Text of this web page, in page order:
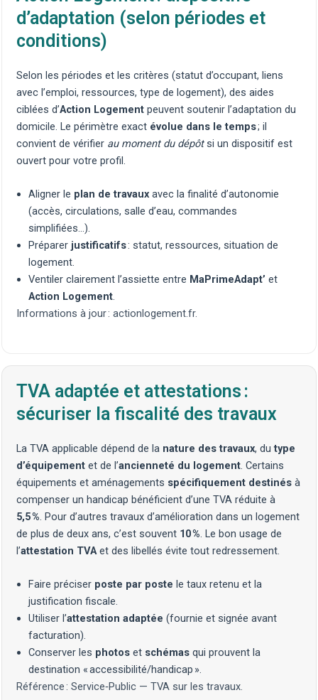
d’adaptation (selon périodes et
conditions)
Selon les périodes et les critères (statut d’occupant, liens
avec l’emploi, ressources, type de logement), des aides
ciblées d’Action Logement peuvent soutenir l’adaptation du
domicile. Le périmètre exact évolue dans le temps; il
convient de vérifier au moment du dépôtsi un dispositif est
ouvert pour votre profil.
Aligner le plan de travaux avec la finalité d’autonomie
(accès, circulations, salle d’eau,commandes
simplifiées…).
Préparer justificatifs: statut, ressources, situation de
logement.
Ventiler clairement l’assiette entre MaPrimeAdapt’ et
Action Logement.
Informations à jour :actionlogement.fr.
TVA adaptée et attestations :
sécuriser la fiscalité des travaux
La TVA applicable dépend de la nature des travaux, dutype
d’équipement et de l’ancienneté du logement. Certains
équipements et aménagements spécifiquement destinés à
compenser un handicap bénéficient d’une TVA réduite à
5,5 %. Pour d’autres travaux d’amélioration dans un logement
de plus de deux ans, c’est souvent 10 %. Le bon usage de
l’attestation TVAet des libellés évite tout redressement.
Faire préciser poste par poste le taux retenu et la
justification fiscale.
Utiliser l’attestation adaptée (fournie et signée avant
facturation).
Conserver les photos et schémas qui prouvent la
destination « accessibilité/handicap ».
Référence :Service‑Public — TVA sur les travaux.